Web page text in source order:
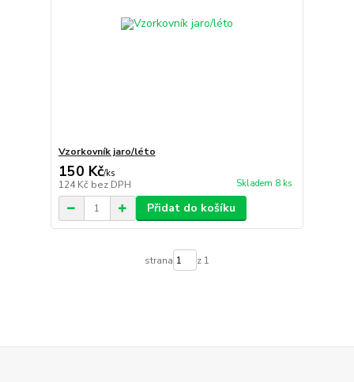
Vzorkovník jaro/léto
150 Kč/ks
124 Kč bez DPH Skladem 8 ks
Přidat do košíku
strana z 1